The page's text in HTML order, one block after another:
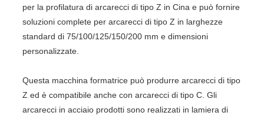
per la profilatura di arcarecci di tipo Z in Cina e può fornire
soluzioni complete per arcarecci di tipo Z in larghezze
standard di 75/100/125/150/200 mm e dimensioni
personalizzate.
Questa macchina formatrice può produrre arcarecci di tipo
Z ed è compatibile anche con arcarecci di tipo C. Gli
arcarecci in acciaio prodotti sono realizzati in lamiera di